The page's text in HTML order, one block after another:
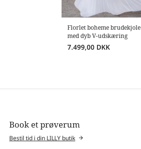
Florlet boheme brudekjole
med dyb V-udskæring
7.499,00 DKK
Book et prøverum
Bestil tid i din LILLY butik